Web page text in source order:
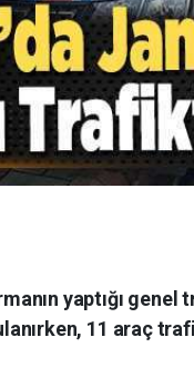
yaptığı
11 araç